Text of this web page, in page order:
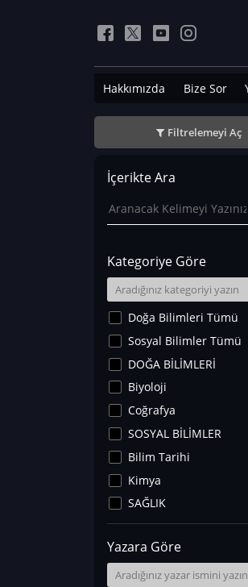
Hakkımızda Bize Sor
Filtrelemeyi Aç
İçerikte Ara
Kategoriye Göre
Doğa Bilimleri Tümü
Sosyal Bilimler Tümü
DOĞA BİLİMLERİ
Biyoloji
Coğrafya
SOSYAL BİLİMLER
Bilim Tarihi
Kimya
SAĞLIK
Sanat Tarihi
Fizik
Yer Bilimleri
Yazara Göre